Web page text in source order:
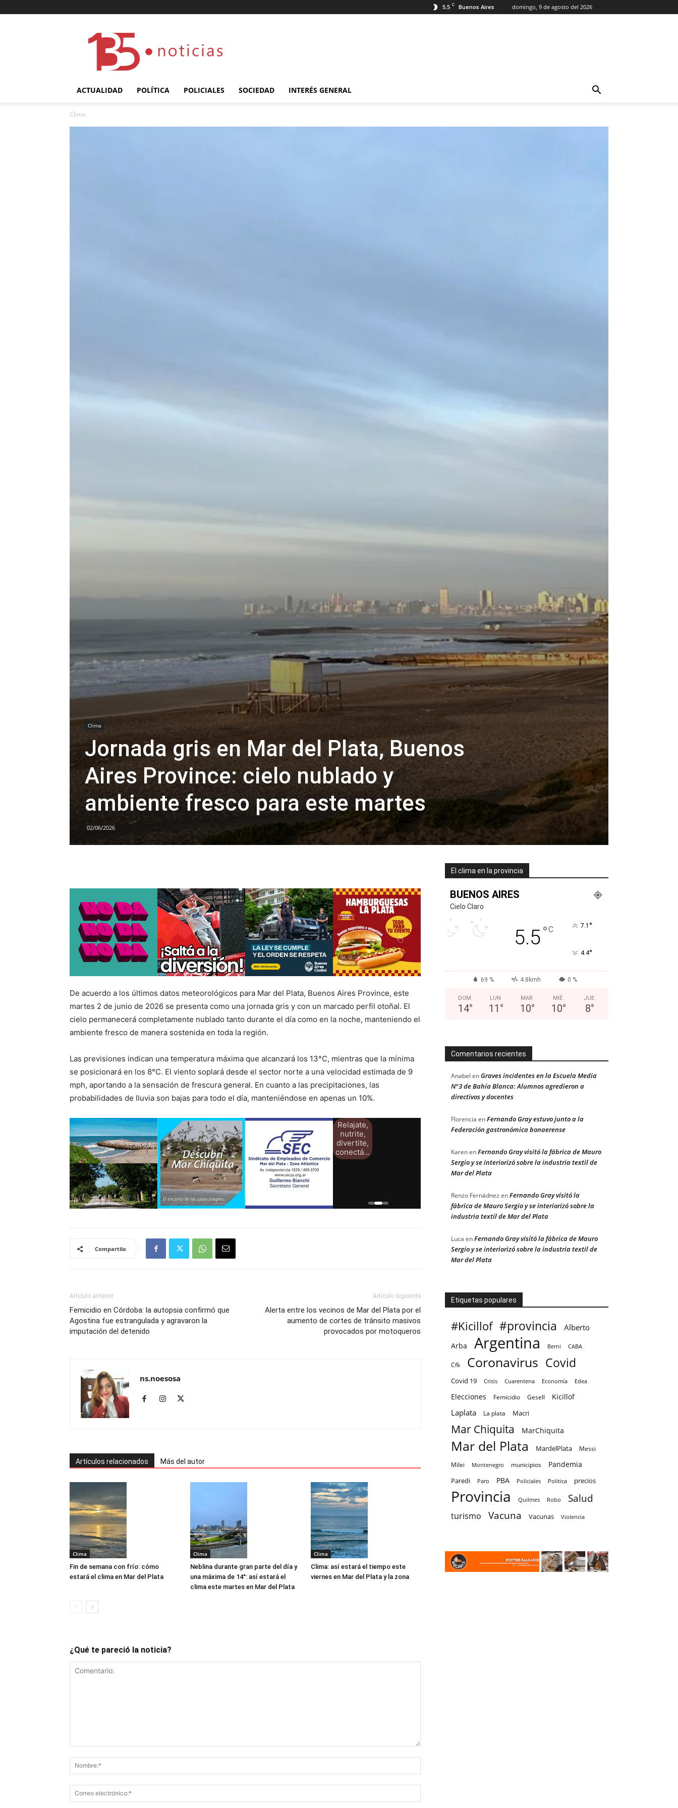
5.5 C Buenos Aires domingo, 9 de agosto del 2026
ACTUALIDAD POLÍTICA POLICIALES SOCIEDAD INTERÉS GENERAL
Clima
Clima
Jornada gris en Mar del Plata, Buenos
Aires Province: cielo nublado y
ambiente fresco para este martes
02/06/2026
De acuerdo a los últimos datos meteorológicos para Mar del Plata, Buenos Aires Province, este
martes 2 de junio de 2026 se presenta como una jornada gris y con un marcado perfil otoñal. El
cielo permanecerá completamente nublado tanto durante el día como en la noche, manteniendo el
ambiente fresco de manera sostenida en toda la región.
Las previsiones indican una temperatura máxima que alcanzará los 13°C, mientras que la mínima
se posicionará en los 8°C. El viento soplará desde el sector norte a una velocidad estimada de 9
mph, aportando a la sensación de frescura general. En cuanto a las precipitaciones, las
probabilidades de lluvia son bajas para todo el día, manteniéndose en apenas un 10%.
Compartilo
Artículo anterior
Femicidio en Córdoba: la autopsia confirmó que
Agostina fue estrangulada y agravaron la
imputación del detenido
Artículo siguiente
Alerta entre los vecinos de Mar del Plata por el
aumento de cortes de tránsito masivos
provocados por motoqueros
ns.noesosa
Artículos relacionados Más del autor
Clima
Fin de semana con frío: cómo
estará el clima en Mar del Plata
Clima
Neblina durante gran parte del día y
una máxima de 14°: así estará el
clima este martes en Mar del Plata
Clima
Clima: así estará el tiempo este
viernes en Mar del Plata y la zona
¿Qué te pareció la noticia?
El clima en la provincia
BUENOS AIRES
Cielo Claro
5.5°C 7.1 °
4.4°
69 % 4.8kmh 0 %
DOM
14°
LUN
11 °
MAR
10°
MIÉ
10°
JUE
8°
Comentarios recientes
Anabel enGraves incidentes en la Escuela Media
N°3 de Bahía Blanca: Alumnos agredieron a
directivos y docentes
Florencia enFernando Gray estuvo junto a la
Federación gastronómica bonaerense
KarenenFernando Gray visitó la fábrica de Mauro
Sergio y se interiorizó sobre la industria textil de
Mar del Plata
Renzo Fernádnez enFernando Gray visitó la
fábrica de Mauro Sergio y se interiorizó sobre la
industria textil de Mar del Plata
Luca enFernando Gray visitó la fábrica de Mauro
Sergio y se interiorizó sobre la industria textil de
Mar del Plata
Etiquetas populares
#Kicillof #provincia Alberto
Arba Argentina Berni CABA
Cfk Coronavirus Covid
Covid 19 Crisis Cuarentena Economía Edea
Elecciones Femicidio Gesell Kicillof
Laplata La plata Macri
Mar Chiquita MarChiquita
Mar del Plata MardelPlata
Messi
Milei
Montenegro municipios Pandemia
Paredi Paro PBA Policiales Politica precios
Provincia Quilmes Robo Salud
turismo Vacuna Vacunas Violencia